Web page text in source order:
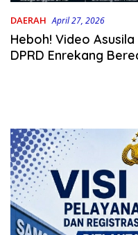
DAERAH April 27, 2026
Heboh! Video
DPRD Enrekang